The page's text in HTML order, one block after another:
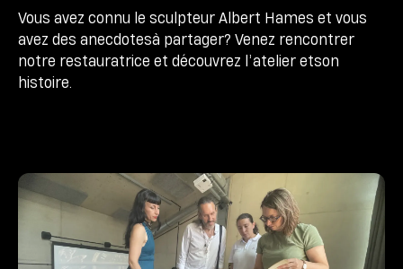
Vous avez connu le sculpteur Albert Hames et vous
avez des anecdotesà partager? Venez rencontrer
notre restauratrice et découvrez l’atelier etson
histoire.